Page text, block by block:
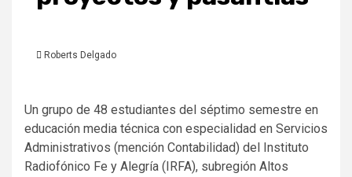
Roberts Delgado
Un grupo de 48 estudiantes del séptimo semestre en
educación media técnica con especialidad en Servicios
Administrativos (mención Contabilidad) del Instituto
Radiofónico Fe y Alegría (IRFA), subregión Altos